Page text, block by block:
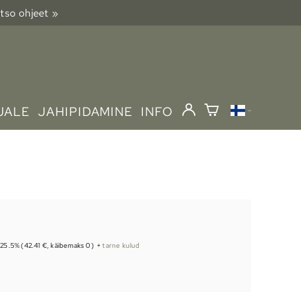
ohjeet »
JAHIPIDAMINE INFO
(42.41 €, käibemaks 0) +tarne kulud